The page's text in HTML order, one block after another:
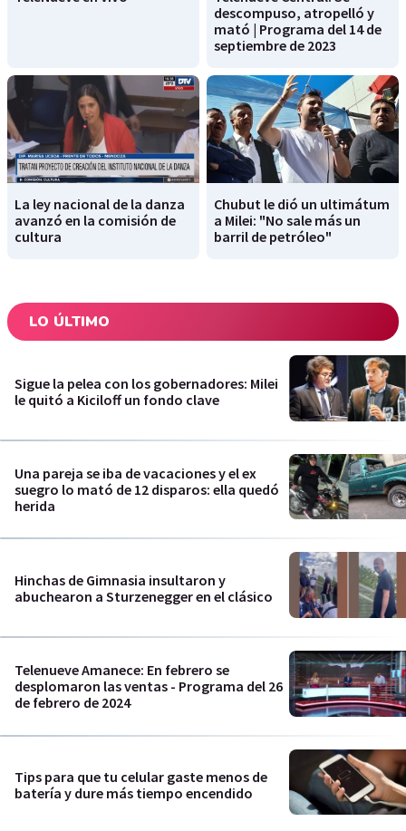
descompuso, atropelló y
mató | Programa del 14 de
septiembre de 2023
La ley nacional de la danza
avanzó en la comisión de
cultura
Chubut le dió un ultimátum
a Milei: "No sale más un
barril de petróleo"
LO ÚLTIMO
Sigue la pelea con los gobernadores: Milei
le quitó a Kiciloff un fondo clave
Una pareja se iba de vacaciones y el ex
suegro lo mató de 12 disparos: ella quedó
herida
Hinchas de Gimnasia insultaron y
abuchearon a Sturzenegger en el clásico
Telenueve Amanece: En febrero se
desplomaron las ventas - Programa del 26
de febrero de 2024
Tips para que tu celular gaste menos de
batería y dure más tiempo encendido